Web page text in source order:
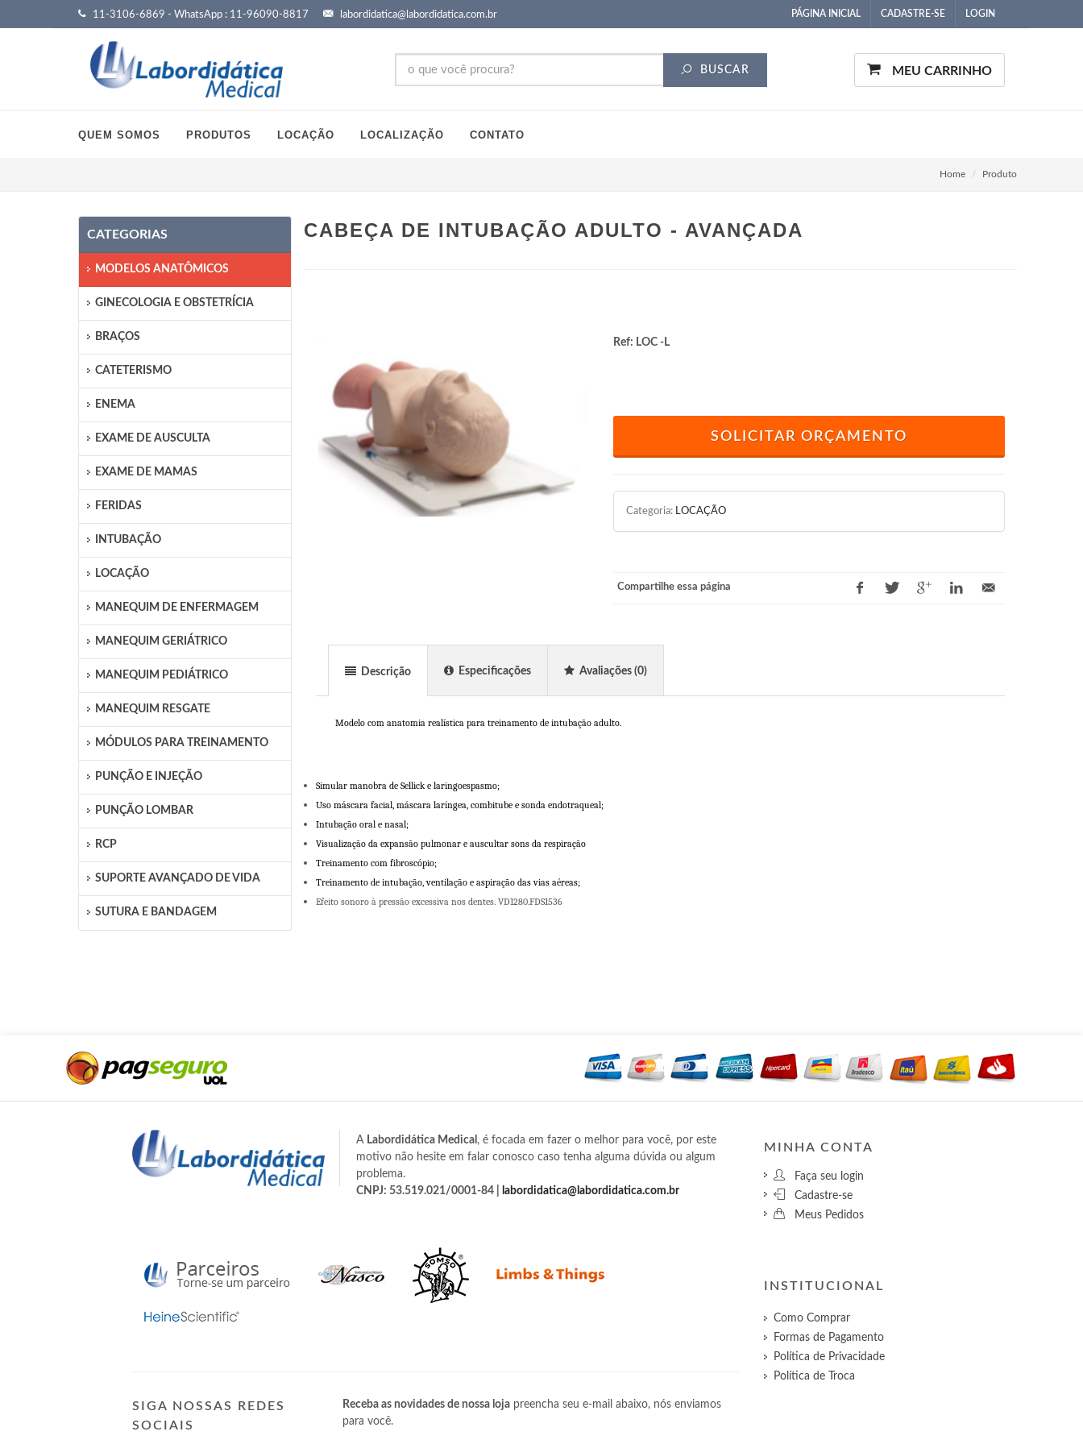
11-3106-6869 - WhatsApp : 11-96090-8817 labordidatica@labordidatica.com.br PÁGINA INICIAL CADASTRE-SE LOGIN
BUSCAR MEU CARRINHO
QUEM SOMOS PRODUTOS LOCAÇÃO LOCALIZAÇÃO CONTATO
Home Produto
CATEGORIAS
MODELOS ANATÔMICOS
GINECOLOGIA E OBSTETRÍCIA
BRAÇOS
CATETERISMO
ENEMA
EXAME DE AUSCULTA
EXAME DE MAMAS
FERIDAS
INTUBAÇÃO
LOCAÇÃO
MANEQUIM DE ENFERMAGEM
MANEQUIM GERIÁTRICO
MANEQUIM PEDIÁTRICO
MANEQUIM RESGATE
MÓDULOS PARA TREINAMENTO
PUNÇÃO E INJEÇÃO
PUNÇÃO LOMBAR
RCP
SUPORTE AVANÇADO DE VIDA
SUTURA E BANDAGEM
CABEÇA DE INTUBAÇÃO ADULTO - AVANÇADA
Ref: LOC -L
SOLICITAR ORÇAMENTO
Categoria: LOCAÇÃO
Compartilhe essa página
Descrição Especificações Avaliações(0)
Modelo com anatomia realística para treinamento de intubação adulto.
Simular manobra de Sellick e laringoespasmo;
Uso máscara facial, máscara laríngea, combitube e sonda endotraqueal;
Intubação oral e nasal;
Visualização da expansão pulmonar e auscultar sons da respiração
Treinamento com fibroscópio;
Treinamento de intubação, ventilação e aspiração das vias aéreas;
Efeito sonoro à pressão excessiva nos dentes. VD1280.FDS1536
A Labordidática Medical , é focada em fazer o melhor para você, por este
motivo não hesite em falar conosco caso tenha alguma dúvida ou algum
problema.
CNPJ: 53.519.021/0001-84 |
labordidatica@labordidatica.com.br
SIGA NOSSAS REDES
SOCIAIS
Receba as novidades de nossa loja preencha seu e-mail abaixo, nós enviamos
para você.
MINHA CONTA
Faça seu login
Cadastre-se
Meus Pedidos
INSTITUCIONAL
Como Comprar
Formas de Pagamento
Política de Privacidade
Política de Troca